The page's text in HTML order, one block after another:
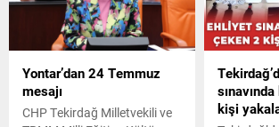
Yontar’dan 24 Temmuz
mesajı
CHP Tekirdağ Milletvekili ve
kişi